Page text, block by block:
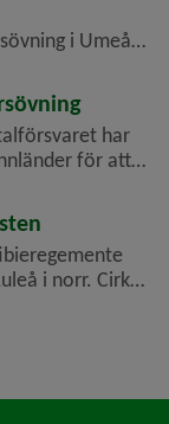
i Umeå
militär
Västerbo...
har
för att
vapen.
i norr. Cirka